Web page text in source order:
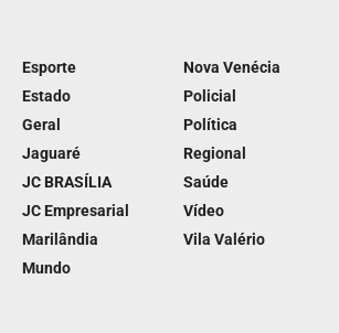
Esporte
Estado
Geral
Jaguaré
JC BRASÍLIA
JC Empresarial
Marilândia
Mundo
Nova Venécia
Policial
Política
Regional
Saúde
Vídeo
Vila Valério